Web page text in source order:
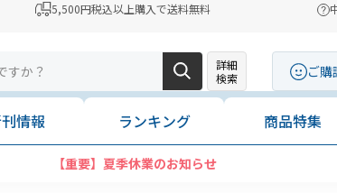
5,500円税込以上購入で送料無料
詳細
検索
ご
情報 ランキング 商品特集
【重要】夏季休業のお知らせ